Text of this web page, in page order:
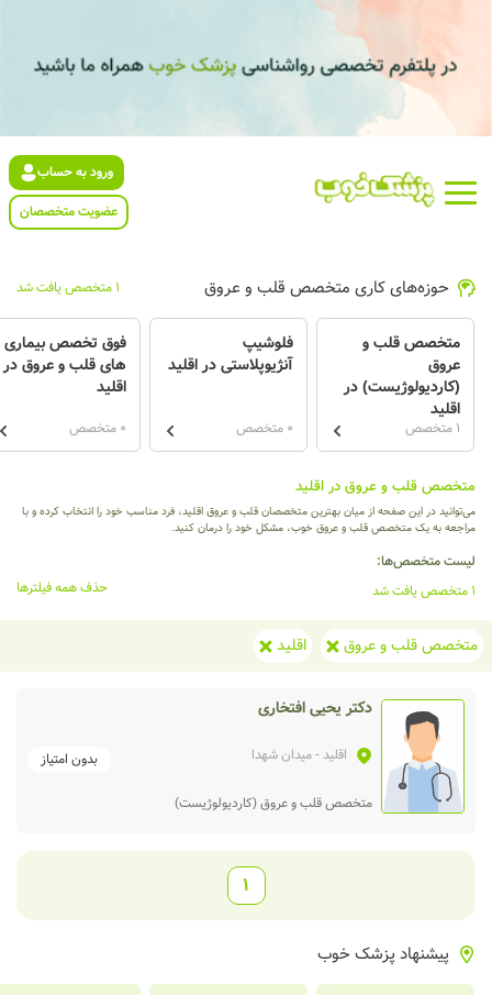
ورود به حساب
عضویت متخصصان
حوزه‌های کاری متخصص قلب و عروق 1 متخصص یافت شد
متخصص قلب و
عروق
(کاردیولوژیست) در
اقلید
1 متخصص
فلوشیپ
آنژیوپلاستی در اقلید
0 متخصص
فوق تخصص بیماری
های قلب و عروق در
اقلید
0 متخصص
متخصص قلب و عروق در اقلید
می‌توانید در این صفحه از میان بهترین متخصصان قلب و عروق اقلید، فرد مناسب خود را انتخاب کرده و با
مراجعه به یک متخصص قلب و عروق خوب، مشکل خود را درمان کنید.
لیست متخصص‌ها:
1 متخصص یافت شد
حذف همه فیلترها
متخصص قلب و عروق اقلید
دکتر یحیی افتخاری
اقلید- میدان شهدا بدون امتیاز
متخصص قلب و عروق (کاردیولوژیست)
1
پیشنهاد پزشک خوب